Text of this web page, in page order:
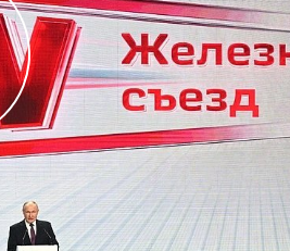
передаче в собственность
в федеральной